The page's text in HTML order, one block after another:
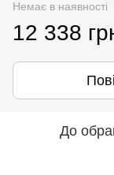
Немає в наявності
12 338
До